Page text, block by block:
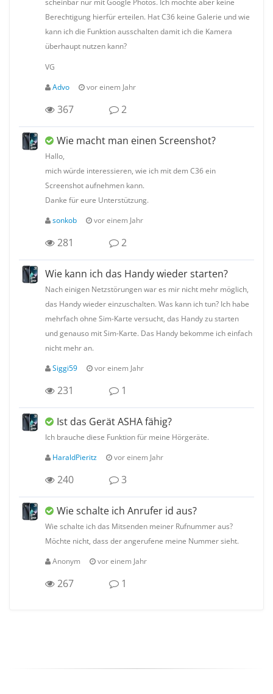
Berechtigung hierfür erteilen. Hat C36 keine Galerie und wie
kann ich die Funktion ausschalten damit ich die Kamera
überhaupt nutzen kann?
VG
Advo vor einem Jahr
367 2
Wie macht man einen Screenshot?
Hallo,
mich würde interessieren, wie ich mit dem C36 ein
Screenshot aufnehmen kann.
Danke für eure Unterstützung.
sonkob vor einem Jahr
281 2
Wie kann ich das Handy wieder starten?
Nach einigen Netzstörungen war es mir nicht mehr möglich,
das Handy wieder einzuschalten. Was kann ich tun? Ich habe
mehrfach ohne Sim-Karte versucht, das Handy zu starten
und genauso mit Sim-Karte. Das Handy bekomme ich einfach
nicht mehr an.
Siggi59 vor einem Jahr
231 1
Ist das Gerät ASHA fähig?
Ich brauche diese Funktion für meine Hörgeräte.
HaraldPieritz vor einem Jahr
240 3
Wie schalte ich Anrufer id aus?
Wie schalte ich das Mitsenden meiner Rufnummer aus?
Möchte nicht, dass der angerufene meine Nummer sieht.
Anonym vor einem Jahr
267 1